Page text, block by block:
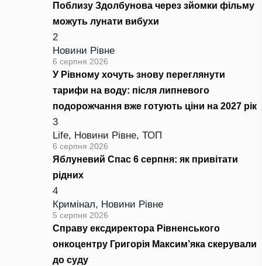
Поблизу Здолбунова через зйомки фільму
можуть лунати вибухи
2
Новини Рівне
6 серпня 2026
У Рівному хочуть знову переглянути
тарифи на воду: після липневого
подорожчання вже готують ціни на 2027 рік
3
Life, Новини Рівне, ТОП
6 серпня 2026
Яблуневий Спас 6 серпня: як привітати
рідних
4
Кримінал, Новини Рівне
5 серпня 2026
Справу ексдиректора Рівненського
онкоцентру Григорія Максим’яка скерували
до суду